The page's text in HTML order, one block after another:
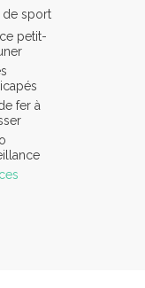
de sport
petit-
fer à